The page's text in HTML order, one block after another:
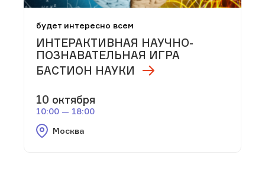
будет интересно всем
ИНТЕРАКТИВНАЯ НАУЧНО-
ПОЗНАВАТЕЛЬНАЯ ИГРА
БАСТИОН НАУКИ
10 октября
10:00 — 18:00
Москва